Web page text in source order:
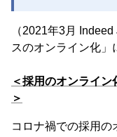
（2021年3月
スのオンライン化」
＜採用のオンライ
＞
コロナ禍での採用の